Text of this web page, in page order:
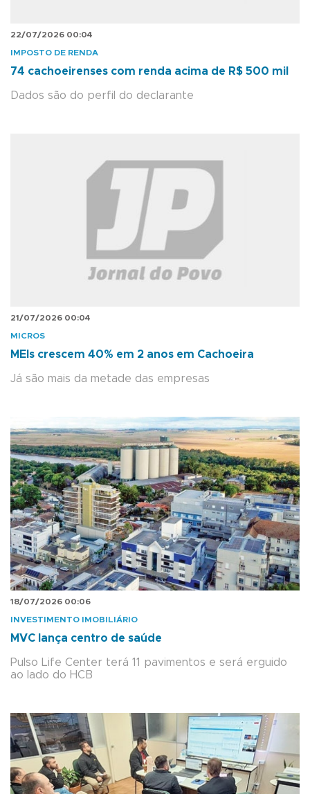
22/07/2026 00:04
IMPOSTO DE RENDA
74 cachoeirenses com renda acima de R$ 500 mil
Dados são do perfil do declarante
21/07/2026 00:04
MICROS
MEIs crescem 40% em 2 anos em Cachoeira
Já são mais da metade das empresas
18/07/2026 00:06
INVESTIMENTO IMOBILIÁRIO
MVC lança centro de saúde
Pulso Life Center terá 11 pavimentos e será erguido
ao lado do HCB